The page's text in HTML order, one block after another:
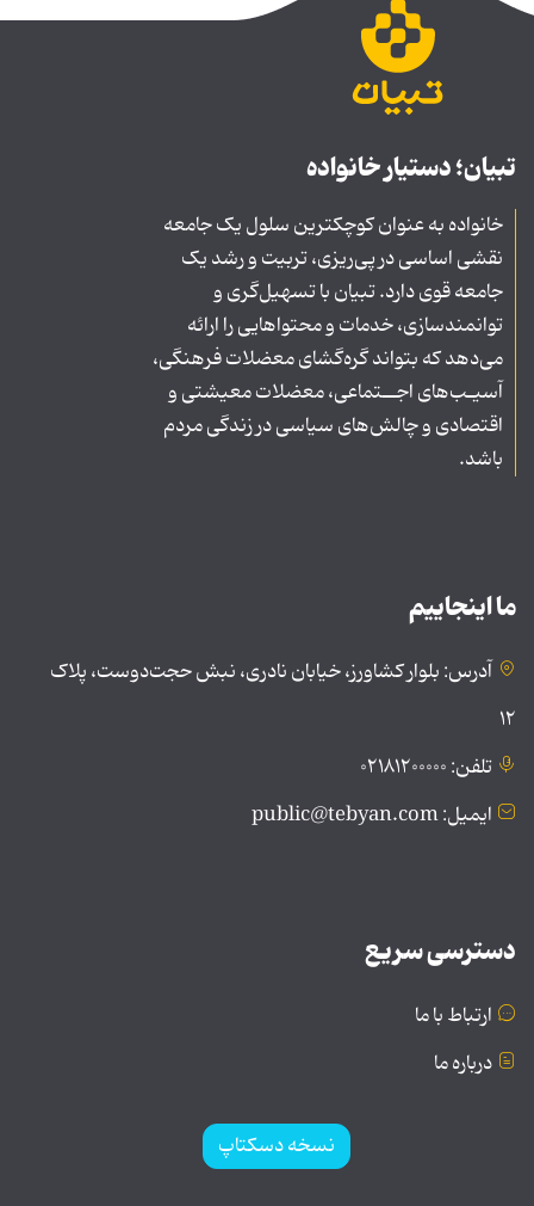
تبیان؛ دستیار خانواده
خانواده به عنوان کوچکترین سلول یک جامعه
نقشی اساسی در پی‌ریزی، تربیت و رشد یک
جامعه قوی دارد. تبیان با تسهیل‌گری و
توانمندسازی، خدمات و محتواهایی را ارائه
می‌دهد که بتواند گره‌گشای معضلات فرهنگی،
آسیـب‌های اجــتماعی، معضلات معیشتی و
اقتصادی و چالش‌های سیاسی در زندگی مردم
باشد.
ما اینجاییم
آدرس: بلوار کشاورز، خیابان نادری، نبش حجت‌دوست، پلاک
۱۲
تلفن: ۰۲۱۸۱۲۰۰۰۰۰
ایمیل: public@tebyan.com
دسترسی سریع
ارتباط با ما
درباره ما
نسخه دسکتاپ